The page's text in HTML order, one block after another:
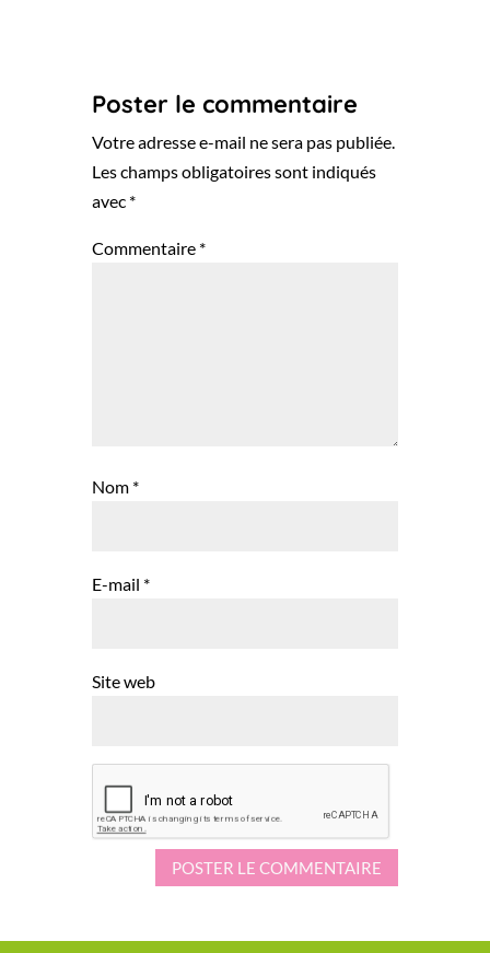
Poster le commentaire
Votre adresse e-mail ne sera pas publiée.
Les champs obligatoires sont indiqués
avec *
Commentaire *
Nom *
E-mail *
Site web